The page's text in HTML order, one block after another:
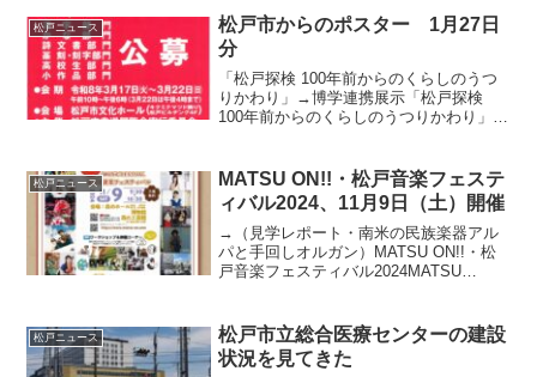
です！VR・AR体験防災に関する展示防
火...
松戸ニュース
松戸市からのポスター 1月27日
分
「松戸探検 100年前からのくらしのうつ
りかわり」→博学連携展示「松戸探検
100年前からのくらしのうつりかわり」第
松戸ニュース
MATSU ON!!・松戸音楽フェステ
ィバル2024、11月9日（土）開催
→（見学レポート・南米の民族楽器アル
パと手回しオルガン）MATSU ON!!・松
戸音楽フェスティバル2024MATSU
物館」・「森の工芸館」を会場として...
松戸ニュース
松戸市立総合医療センターの建設
状況を見てきた